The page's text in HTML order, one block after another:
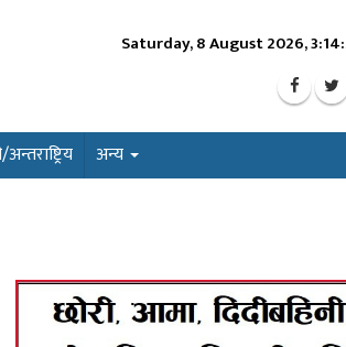
Saturday, 8 August 2026,
अन्य